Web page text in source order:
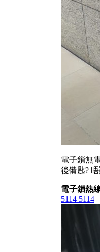
電子鎖無
後備匙?
電子鎖熱
5114 5114